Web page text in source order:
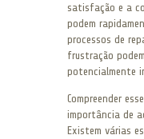
satisfação e a
podem
processos de
frustração
potencialmente
Compreender
importância de
Existem várias